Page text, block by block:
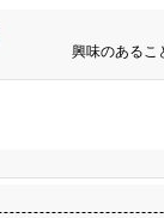
興味のあるこ